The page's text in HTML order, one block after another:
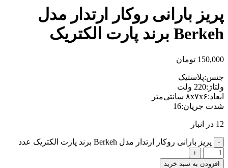
پریز بارانی روکار ارتدار مدل
Berkeh برند پارت الکتریک
150,000 تومان
جنس:پلاستیک
ولتاژ:220 ولت
ابعاد:۸x۷x۶ سانتی‌متر
شدت جریان:16
12 در انبار
پریز بارانی روکار ارتدار مدل Berkeh برند پارت الکتریک عدد
افزودن به سبد خرید